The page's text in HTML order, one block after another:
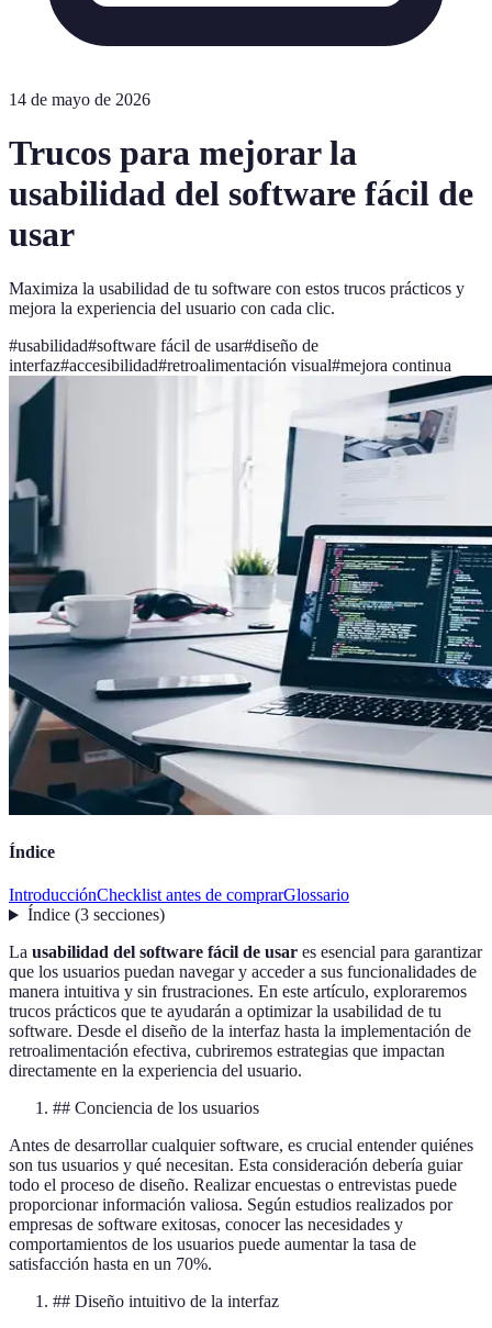
14 de mayo de 2026
Trucos para mejorar la
usabilidad del software fácil de
usar
Maximiza la usabilidad de tu software con estos trucos prácticos y
mejora la experiencia del usuario con cada clic.
#usabilidad#software fácil de usar#diseño de
interfaz#accesibilidad#retroalimentación visual#mejora continua
Índice
IntroducciónChecklist antes de comprarGlossario
Índice(3 secciones)
La usabilidad del software fácil de usar es esencial para garantizar
que los usuarios puedan navegar y acceder a sus funcionalidades de
manera intuitiva y sin frustraciones. En este artículo, exploraremos
trucos prácticos que te ayudarán a optimizar la usabilidad de tu
software. Desde el diseño de la interfaz hasta la implementación de
retroalimentación efectiva, cubriremos estrategias que impactan
directamente en la experiencia del usuario.
## Conciencia de los usuarios
Antes de desarrollar cualquier software, es crucial entender quiénes
son tus usuarios y qué necesitan. Esta consideración debería guiar
todo el proceso de diseño. Realizar encuestas o entrevistas puede
proporcionar información valiosa. Según estudios realizados por
empresas de software exitosas, conocer las necesidades y
comportamientos de los usuarios puede aumentar la tasa de
satisfacción hasta en un 70%.
## Diseño intuitivo de la interfaz